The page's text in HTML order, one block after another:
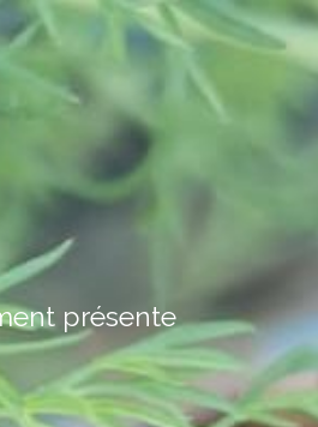
présente